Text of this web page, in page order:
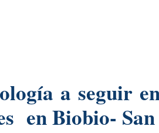
a seguir
en Biobio-